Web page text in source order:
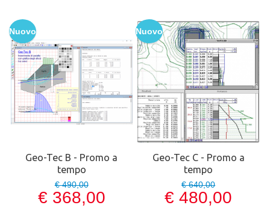
Nuovo
Geo-Tec B - Promo a
tempo
€ 490,00
€ 368,00
Nuovo
Geo-Tec C - Promo a
tempo
€ 640,00
€ 480,00